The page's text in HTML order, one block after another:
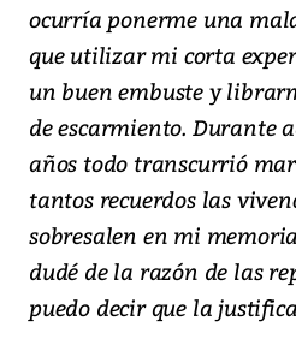
ocurría ponerme una
que utilizar mi corta
un buen embuste y
de escarmiento. Durante
años todo transcurrió
tantos recuerdos las
sobresalen en mi
dudé de la razón de las
puedo decir que la